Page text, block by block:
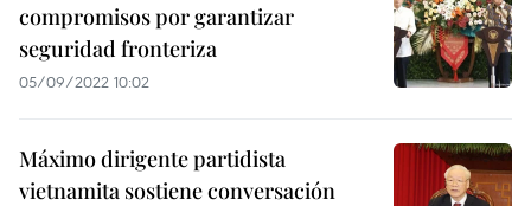
compromisos por garantizar
seguridad fronteriza
05/09/2022 10:02
Máximo dirigente partidista
vietnamita sostiene conversación